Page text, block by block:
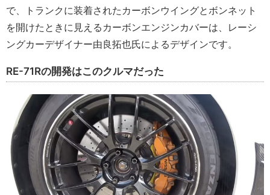
で、トランクに装着されたカーボンウイングとボンネット
を開けたときに見えるカーボンエンジンカバーは、レーシ
ングカーデザイナー由良拓也氏によるデザインです。
RE-71Rの開発はこのクルマだった